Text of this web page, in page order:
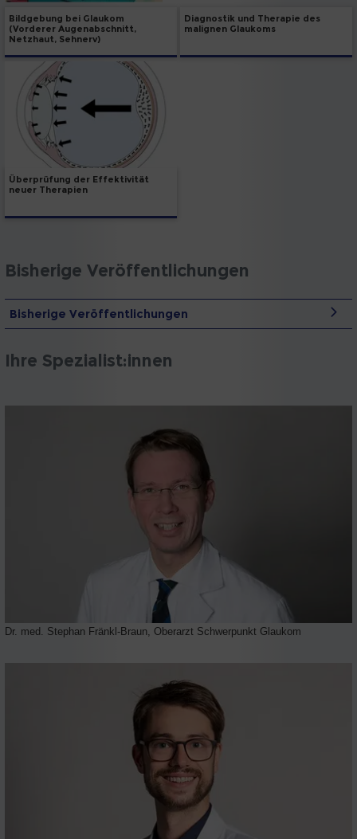
Bildgebung bei Glaukom
(Vorderer Augenabschnitt,
Netzhaut, Sehnerv)
Diagnostik und Therapie des
malignen Glaukoms
Überprüfung der Effektivität
neuer Therapien
Bisherige Veröffentlichungen
Bisherige Veröffentlichungen
Ihre Spezialist:innen
Dr. med. Stephan Fränkl-Braun, Oberarzt Schwerpunkt Glaukom